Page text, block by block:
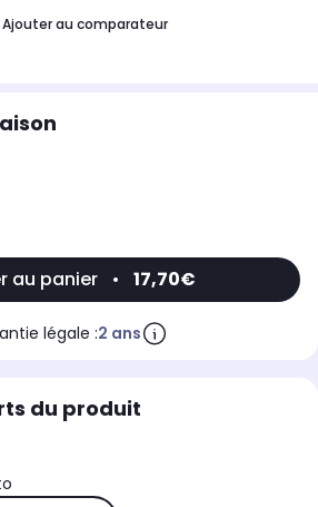
:FOUR ENCASTRABLE LISTO FEE
Ajouter au comparateur
au panier • 17,70€
légale :2 ans
du produit